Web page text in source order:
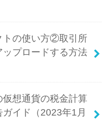
トの使い方②取引所
ップロードする方法
仮想通貨の税金計算
ガイド（2023年1月